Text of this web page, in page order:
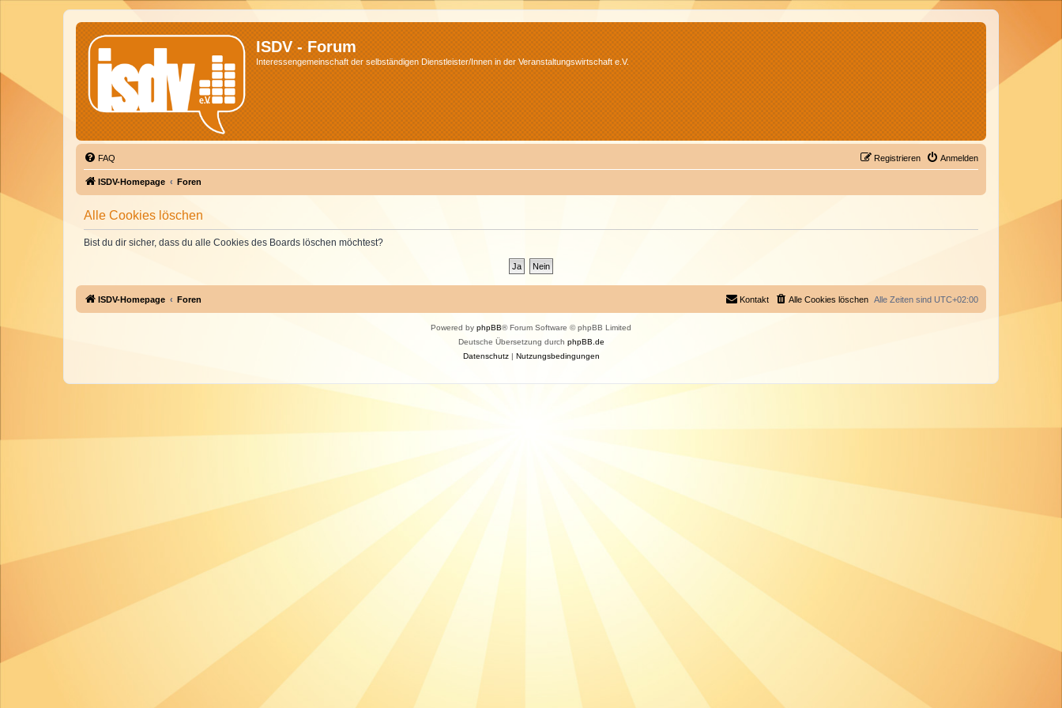
ISDV - Forum
Interessengemeinschaft der selbständigen Dienstleister/Innen in der Veranstaltungswirtschaft e.V.
FAQ Anmelden
Registrieren
ISDV-Homepage Foren
Alle Cookies löschen
Bist du dir sicher, dass du alle Cookies des Boards löschen möchtest?
ISDV-Homepage Foren Alle Zeiten sind UTC+02:00
Alle Cookies löschen
Kontakt
Powered by phpBB® Forum Software © phpBB Limited
Deutsche Übersetzung durch phpBB.de
Datenschutz| Nutzungsbedingungen